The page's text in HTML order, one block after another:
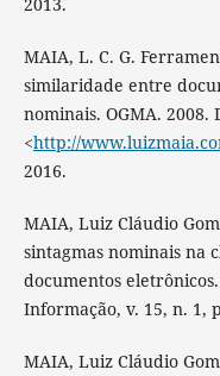
MAIA, L. C. G.
similaridade entre
nominais. OGMA. 2008.
<http://
2016.
MAIA, Luiz Cláudio
sintagmas nominais na
documentos
Informação, v. 15, n. 1,
MAIA, Luiz Cláudio